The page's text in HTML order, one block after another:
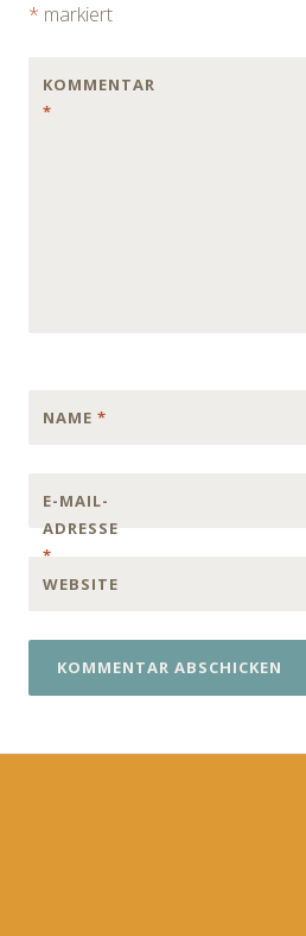
* markiert
KOMMENTAR
*
NAME*
E-MAIL-
ADRESSE
*
WEBSITE